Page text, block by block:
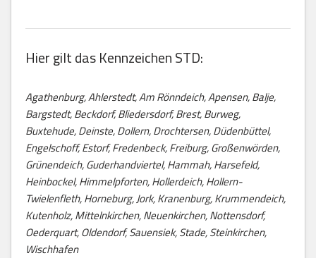
Hier gilt das Kennzeichen STD:
Agathenburg, Ahlerstedt, Am Rönndeich, Apensen, Balje,
Bargstedt, Beckdorf, Bliedersdorf, Brest, Burweg,
Buxtehude, Deinste, Dollern, Drochtersen, Düdenbüttel,
Engelschoff, Estorf, Fredenbeck, Freiburg, Großenwörden,
Grünendeich, Guderhandviertel, Hammah, Harsefeld,
Heinbockel, Himmelpforten, Hollerdeich, Hollern-
Twielenfleth, Horneburg, Jork, Kranenburg, Krummendeich,
Kutenholz, Mittelnkirchen, Neuenkirchen, Nottensdorf,
Oederquart, Oldendorf, Sauensiek, Stade, Steinkirchen,
Wischhafen